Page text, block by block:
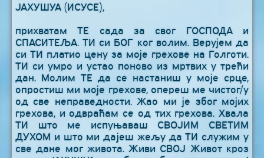
ЈАХУШУА (ИСУСЕ),
прихватам ТЕ сада за свог ГОСПОДА и
СПАСИТЕЉА. ТИ си БОГ ког волим. Верујем да
си ТИ платио цену за моје грехове на Голготи.
ТИ си умро и устао поново из мртвих у трећи
дан. Молим ТЕ да се настаниш у моје срце,
опростиш ми моје грехове, опереш ме чистог/у
од све неправедности. Жао ми је због мојих
грехова, и одвраћам се од тих грехова. Хвала
ТИ што ме испуњаваш СВОЈИМ СВЕТИМ
ДУХОМ и што ми дајеш жељу да ТИ служим у
све дане мог живота. Живи СВОЈ Живот кроз